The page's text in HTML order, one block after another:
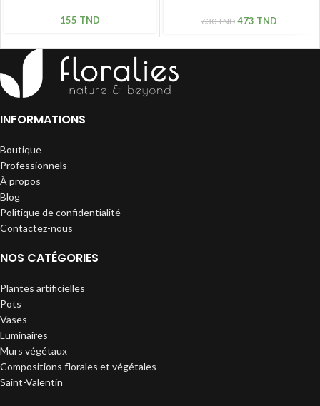
155 TND 630TND 473 TND
INFORMATIONS
Boutique
Professionnels
À propos
Blog
Politique de confidentialité
Contactez-nous
NOS CATÉGORIES
Plantes artificielles
Pots
Vases
Luminaires
Murs végétaux
Compositions florales et végétales
Saint-Valentin